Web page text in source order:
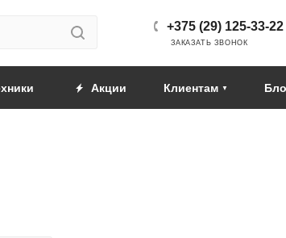
+375 (29) 125-33-22
ЗАКАЗАТЬ ЗВОНОК
Акции Клиентам